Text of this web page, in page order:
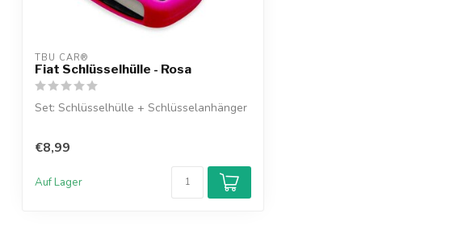
TBU CAR®
Fiat Schlüsselhülle - Rosa
Set: Schlüsselhülle + Schlüsselanhänger
€8,99
Auf Lager